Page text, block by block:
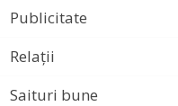
Publicitate
Relații
Saituri bune